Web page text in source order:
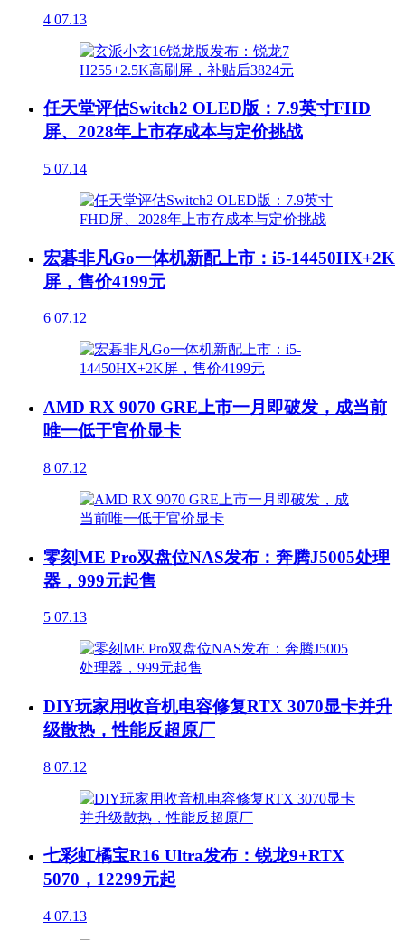
4 07.13
任天堂评估Switch2 OLED版：7.9英寸FHD
屏、2028年上市存成本与定价挑战
5 07.14
宏碁非凡Go一体机新配上市：i5-14450HX+2K
屏，售价4199元
6 07.12
AMD RX 9070 GRE上市一月即破发，成当前
唯一低于官价显卡
8 07.12
零刻ME Pro双盘位NAS发布：奔腾J5005处理
器，999元起售
5 07.13
DIY玩家用收音机电容修复RTX 3070显卡并升
级散热，性能反超原厂
8 07.12
七彩虹橘宝R16 Ultra发布：锐龙9+RTX
5070，12299元起
4 07.13